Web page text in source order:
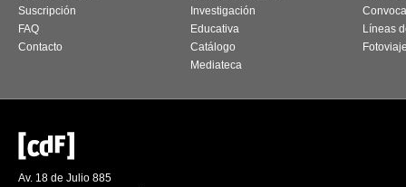
Suscripción
FAQ
Contacto
Investigación
Educativa
Catálogo
Mediateca
Líneas
Av. 18 de Julio 885